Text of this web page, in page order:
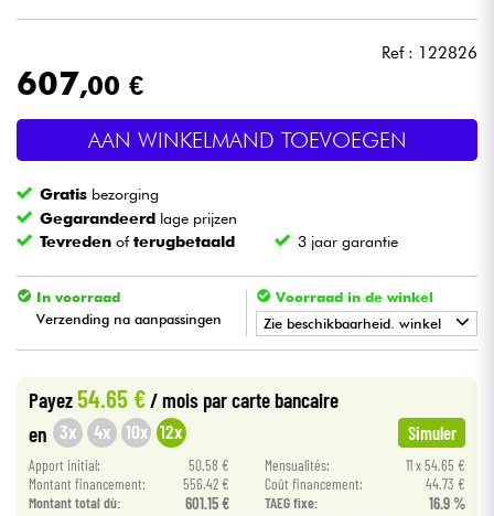
Licht
Drums & percussie
Blaasinstrument
Kinderen
Kabels & toebehoren
HiFi
Sets
Ref : 122826
607,00 €
AAN WINKELMAND TOEVOEGEN
Gratis bezorging
Gegarandeerd lage prijzen
Tevreden ofterugbetaald 3 jaar garantie
In voorraad
Verzending na aanpassingen
Voorraad in de winkel
Zie beschikbaarheid. winkel
Payez54.65 € / mois par carte bancaire
en 3x 4x 10x 12x Simuler
Apport initial: 50.58 € Mensualités:
11 x 54.65 €
Montant financement:
556.42 € Coût financement:
44.73 €
Montant total dù:
601.15 € TAEG fixe: 16.9 %